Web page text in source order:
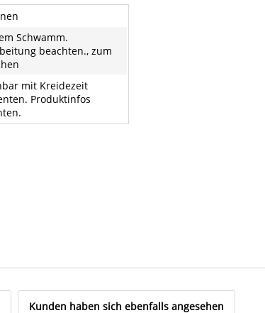
Schwamm.
beachten., zum
mit Kreidezeit
Produktinfos
Kunden haben sich ebenfalls angesehen